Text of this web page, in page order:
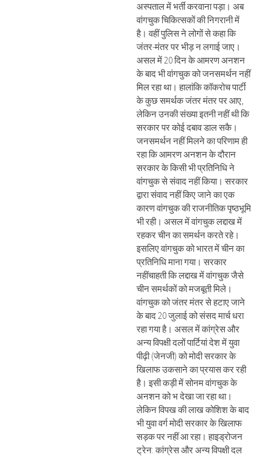
अस्पताल में भर्ती करवाना पड़ा। अब
वांगचुक चिकित्सकों की निगरानी में
है। वहीं पुलिस ने लोगों से कहा कि
जंतर-मंतर पर भीड़ न लगाई जाए।
असल में 20 दिन के आमरण अनशन
के बाद भी वांगचुक को जनसमर्थन नहीं
मिल रहा था। हालांकि कॉकरोच पार्टी
के कुछ समर्थक जंतर मंतर पर आए,
लेकिन उनकी संख्या इतनी नहीं थी कि
सरकार पर कोई दबाव डाल सकै।
जनसमर्थन नहीं मिलने का परिणाम ही
रहा कि आमरण अनशन के दौरान
सरकार के किसी भी प्रतिनिधि ने
वांगचुक से संवाद नहीं किया। सरकार
द्वारा संवाद नहीं किए जाने का एक
कारण वांगचुक की राजनीतिक पृष्ठभूमि
भी रही। असल में वांगचुक लद्दाख में
रहकर चीन का समर्थन करते रहे।
इसलिए वांगचुक को भारत में चीन का
प्रतिनिधि माना गया। सरकार
नहींचाहती कि लद्दाख में वांगचुक जैसे
चीन समर्थकों को मजबूती मिले।
वांगचुक को जंतर मंतर से हटाए जाने
के बाद 20 जुलाई को संसद मार्च धरा
रहा गया है। असल में कांग्रेस और
अन्य विपक्षी दलों पार्टियां देश में युवा
पीढ़ी (जेनजी) को मोदी सरकार के
खिलाफ उकसाने का प्रयास कर रही
है। इसी कड़ी में सोनम वांगचुक के
अनशन को भ देखा जा रहा था।
लेकिन विपख की लाख कोशिश के बाद
भी युवा वर्ग मोदी सरकार के खिलाफ
सड़क पर नहीं आ रहा। हाइड्रोजन
ट्रेन: कांग्रेस और अन्य विपक्षी दल